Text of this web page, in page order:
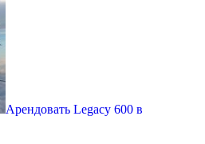
Арендовать Legacy 600 в